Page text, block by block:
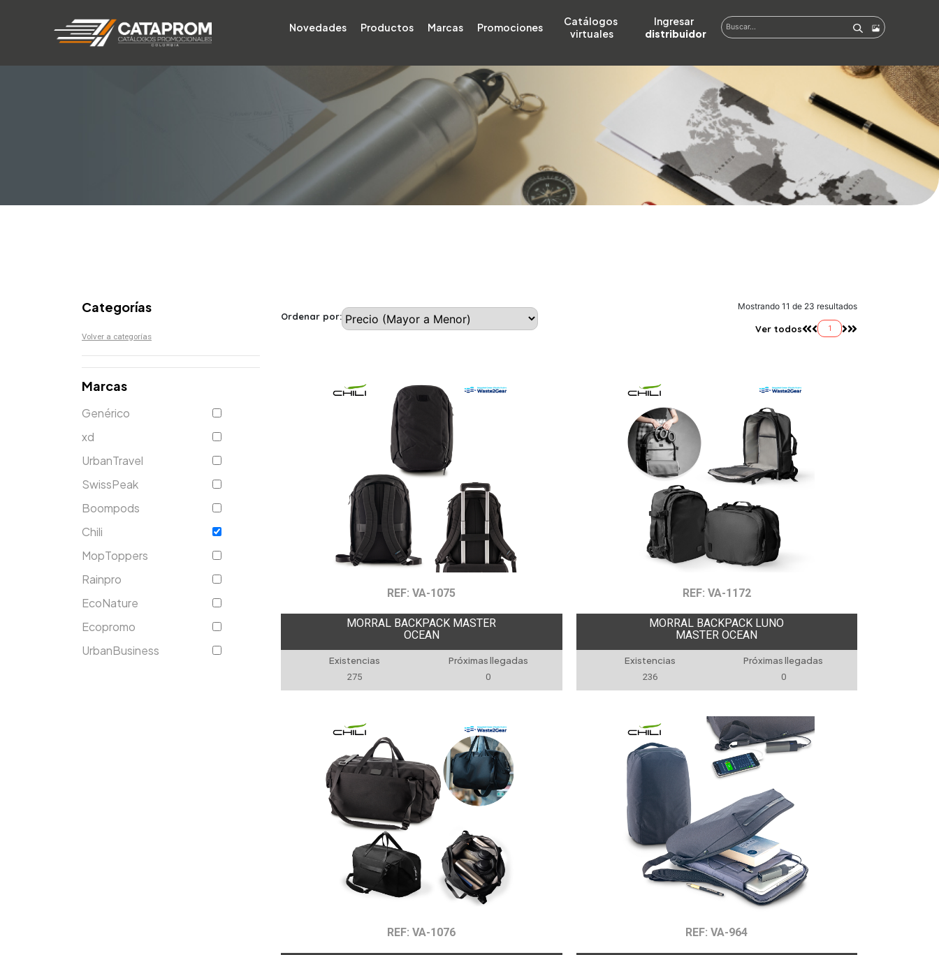
Novedades Productos Marcas Promociones
Catálogos
virtuales
distribuidor
Categorías
Volver a categorías
Marcas
Genérico
xd
UrbanTravel
SwissPeak
Boompods
Chili
MopToppers
Rainpro
EcoNature
Ecopromo
UrbanBusiness
Ordenar por:
Mostrando 11 de 23 resultados
Ver todos 1
REF: VA-1075
MORRAL BACKPACK MASTER
OCEAN
Existencias
275
Próximas llegadas
0
REF: VA-1172
MORRAL BACKPACK LUNO
MASTER OCEAN
Existencias
236
Próximas llegadas
0
REF: VA-1076 REF: VA-964